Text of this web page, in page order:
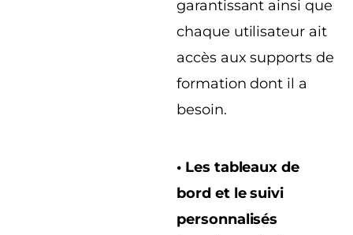
garantissant ainsi que
chaque utilisateur ait
accès aux supports de
formation dont il a
besoin.
• Les tableaux de
bord et le suivi
personnalisés